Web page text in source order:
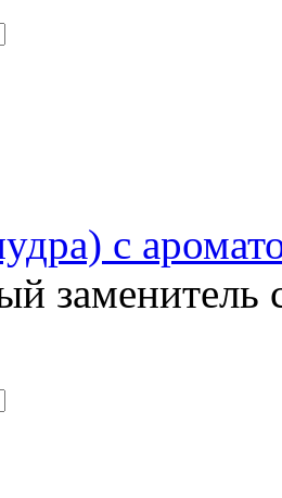
с
заменитель